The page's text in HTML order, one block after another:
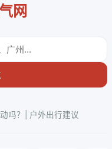
网
吗？| 户外出行建议